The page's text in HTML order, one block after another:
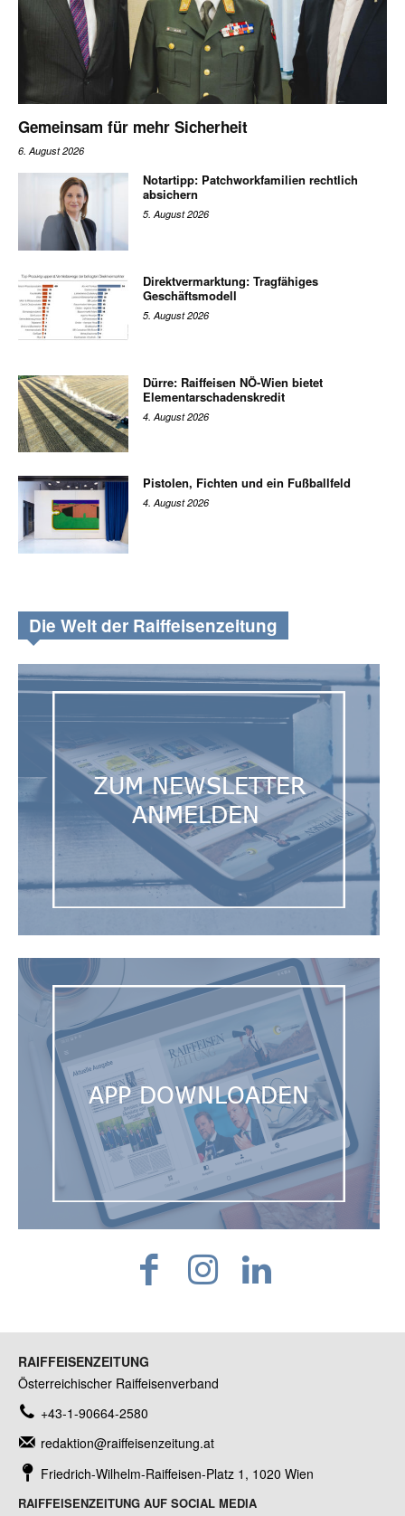
Gemeinsam für mehr Sicherheit
6. August 2026
Notartipp: Patchworkfamilien rechtlich
absichern
5. August 2026
Direktvermarktung: Tragfähiges
Geschäftsmodell
5. August 2026
Dürre: Raiffeisen NÖ-Wien bietet
Elementarschadenskredit
4. August 2026
Pistolen, Fichten und ein Fußballfeld
4. August 2026
Die Welt der Raiffeisenzeitung
RAIFFEISENZEITUNG
Österreichischer Raiffeisenverband
+43-1-90664-2580
redaktion@raiffeisenzeitung.at
Friedrich-Wilhelm-Raiffeisen-Platz 1, 1020 Wien
RAIFFEISENZEITUNG AUF SOCIAL MEDIA